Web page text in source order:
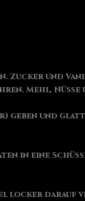
Zucker und
Mehl,
geben und
in eine
locker